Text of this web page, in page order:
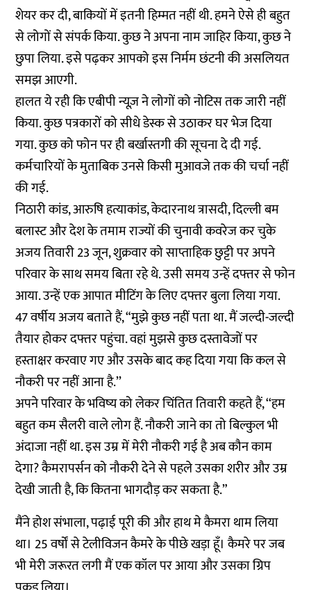
शेयर कर दी, बाकियों में इतनी हिम्मत नहीं थी. हमने ऐसे ही बहुत
से लोगों से संपर्क किया. कुछ ने अपना नाम जाहिर किया, कुछ ने
छुपा लिया. इसे पढ़कर आपको इस निर्मम छंटनी की असलियत
समझ आएगी.
हालत ये रही कि एबीपी न्यूज़ ने लोगों को नोटिस तक जारी नहीं
किया. कुछ पत्रकारों को सीधे डेस्क से उठाकर घर भेज दिया
गया. कुछ को फोन पर ही बर्खास्तगी की सूचना दे दी गई.
कर्मचारियों के मुताबिक उनसे किसी मुआवजे तक की चर्चा नहीं
की गई.
निठारी कांड, आरुषि हत्याकांड, केदारनाथ त्रासदी, दिल्ली बम
बलास्ट और देश के तमाम राज्यों की चुनावी कवरेज कर चुके
अजय तिवारी 23 जून, शुक्रवार को साप्ताहिक छुट्टी पर अपने
परिवार के साथ समय बिता रहे थे. उसी समय उन्हें दफ्तर से फोन
आया. उन्हें एक आपात मीटिंग के लिए दफ्तर बुला लिया गया.
47 वर्षीय अजय बताते हैं, “मुझे कुछ नहीं पता था. मैं जल्दी-जल्दी
तैयार होकर दफ्तर पहुंचा. वहां मुझसे कुछ दस्तावेजों पर
हस्ताक्षर करवाए गए और उसके बाद कह दिया गया कि कल से
नौकरी पर नहीं आना है.’’
अपने परिवार के भविष्य को लेकर चिंतित तिवारी कहते हैं, ‘‘हम
बहुत कम सैलरी वाले लोग हैं. नौकरी जाने का तो बिल्कुल भी
अंदाजा नहीं था. इस उम्र में मेरी नौकरी गई है अब कौन काम
देगा? कैमरापर्सन को नौकरी देने से पहले उसका शरीर और उम्र
देखी जाती है, कि कितना भागदौड़ कर सकता है.”
मैंने होश संभाला, पढ़ाई पूरी की और हाथ मे कैमरा थाम लिया
था। 25 वर्षों से टेलीविजन कैमरे के पीछे खड़ा हूँ। कैमरे पर जब
भी मेरी जरूरत लगी मैं एक कॉल पर आया और उसका ग्रिप